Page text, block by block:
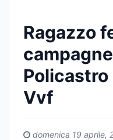
Ragazzo
Vvf
domenica 19 aprile,